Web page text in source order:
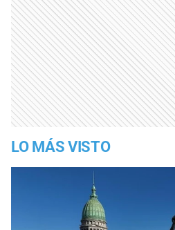
LO MÁS VISTO